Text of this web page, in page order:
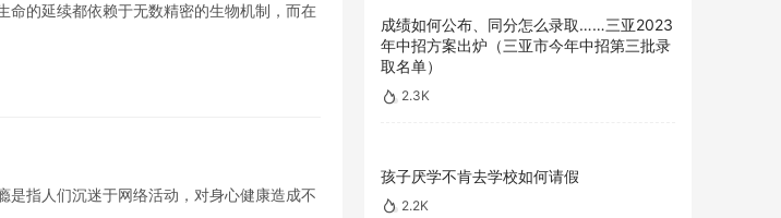
命的延续都依赖于无数精密的生物机制，而在
指人们沉迷于网络活动，对身心健康造成不
成绩如何公布、同分怎么录取……三亚2023
年中招方案出炉（三亚市今年中招第三批录
取名单）
2.3K
孩子厌学不肯去学校如何请假
2.2K